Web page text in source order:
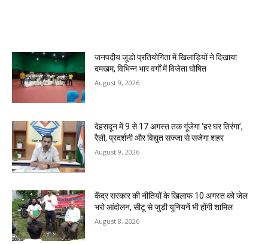
जनपदीय जूडो प्रतियोगिता में खिलाड़ियों ने दिखाया
दमखम, विभिन्न भार वर्गों में विजेता घोषित
August 9, 2026
देहरादून में 9 से 17 अगस्त तक गूंजेगा ‘हर घर तिरंगा’,
रैली, प्रदर्शनी और विद्युत सज्जा से सजेगा शहर
August 9, 2026
केंद्र सरकार की नीतियों के खिलाफ 10 अगस्त को जेल
भरो आंदोलन, सीटू से जुड़ी यूनियनें भी होंगी शामिल
August 8, 2026